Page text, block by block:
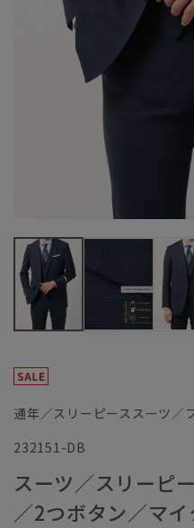
通年／スリーピーススーツ／
232151-DB
スーツ／スリーピ
／2つボタン／マ